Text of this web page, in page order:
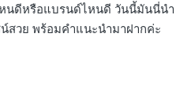
นดีหรือแบรนด์ไหนดี วันนี้มันนี่นำ
สวย พร้อมคำแนะนำมาฝากค่ะ